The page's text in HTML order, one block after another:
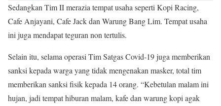
Sedangkan Tim II merazia tempat usaha seperti Kopi Racing,
Cafe Anjayani, Cafe Jack dan Warung Bang Lim. Tempat usaha
ini juga mendapat teguran non tertulis.
Selain itu, selama operasi Tim Satgas Covid-19 juga memberikan
sanksi kepada warga yang tidak mengenakan masker, total tim
memberikan sanksi fisik kepada 14 orang. “Kebetulan malam ini
hujan, jadi tempat hiburan malam, kafe dan warung kopi agak